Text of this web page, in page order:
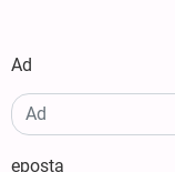
Ad
eposta